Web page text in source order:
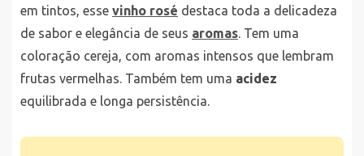
em tintos, esse vinho rosé destaca toda a delicadeza
de sabor e elegância de seus aromas. Tem uma
coloração cereja, com aromas intensos que lembram
frutas vermelhas. Também tem uma acidez
equilibrada e longa persistência.